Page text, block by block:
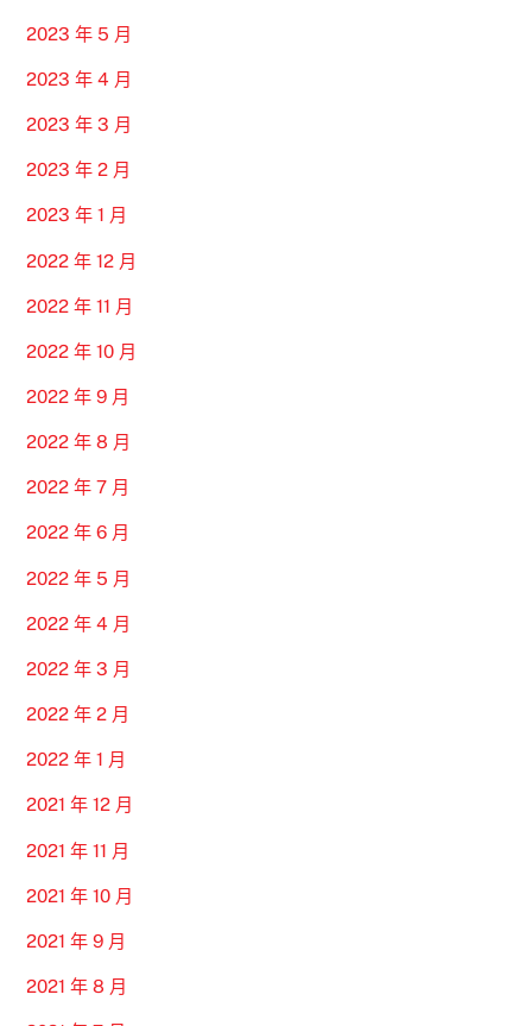
2023 年 5 月
2023 年 4 月
2023 年 3 月
2023 年 2 月
2023 年 1 月
2022 年 12 月
2022 年 11 月
2022 年 10 月
2022 年 9 月
2022 年 8 月
2022 年 7 月
2022 年 6 月
2022 年 5 月
2022 年 4 月
2022 年 3 月
2022 年 2 月
2022 年 1 月
2021 年 12 月
2021 年 11 月
2021 年 10 月
2021 年 9 月
2021 年 8 月